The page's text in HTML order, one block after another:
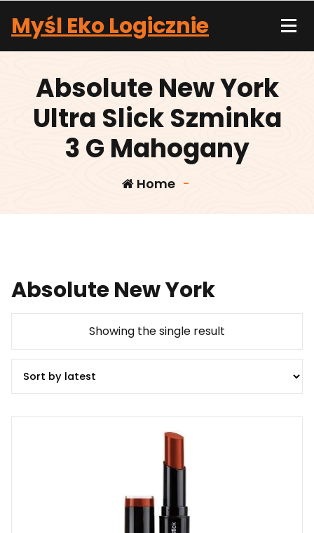
content
Myśl Eko Logicznie
Absolute New York
Ultra Slick Szminka
3 G Mahogany
Home -
Absolute New York
Showing the single result